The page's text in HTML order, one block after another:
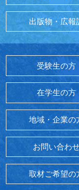
出版物・広報
受験生の方
在学生の方
地域・企業の
お問い合わ
取材ご希望の